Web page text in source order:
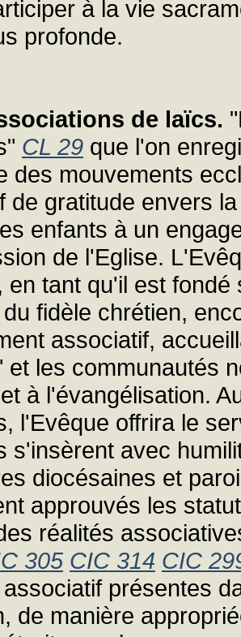
à la vie
profonde.
de laïcs.
CL 29 que l'on
des mouvements
de gratitude envers
enfants à un
de l'Eglise.
en tant qu'il est
fidèle chrétien,
associatif,
et les communautés
à l'évangélisation.
l'Evêque offrira le
s'insèrent avec
diocésaines et
approuvés les
réalités
305 CIC 314 CIC
présentes
de manière